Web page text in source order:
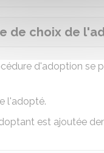
de choix de
d'adoption se
l'adopté.
est ajoutée